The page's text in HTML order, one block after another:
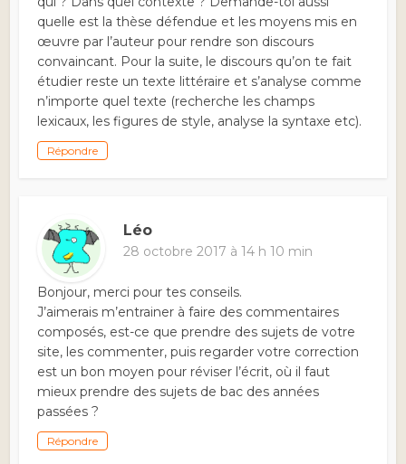
quelle est la thèse défendue et les moyens mis en
œuvre par l’auteur pour rendre son discours
convaincant. Pour la suite, le discours qu’on te fait
étudier reste un texte littéraire et s’analyse comme
n’importe quel texte (recherche les champs
lexicaux, les figures de style, analyse la syntaxe etc).
Répondre
Léo
28 octobre 2017 à 14 h 10 min
Bonjour, merci pour tes conseils.
J’aimerais m’entrainer à faire des commentaires
composés, est-ce que prendre des sujets de votre
site, les commenter, puis regarder votre correction
est un bon moyen pour réviser l’écrit, où il faut
mieux prendre des sujets de bac des années
passées ?
Répondre